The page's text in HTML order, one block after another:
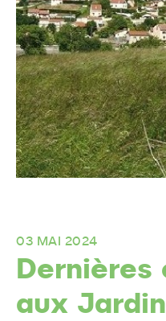
03 MAI 2024
Dernières
aux